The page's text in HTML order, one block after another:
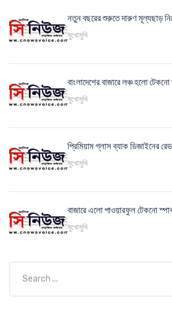
নতুন বছরের শুরুতে দারুণ মূল্যছাড়
মুখোমুখি
বাংলাদেশের বাজারে লঞ্চ হলো
মুখোমুখি
প্রিমিয়াম গ্লাস ব্যাক ডিজাইনের
মুখোমুখি
বাজারে এলো পাওয়ারফুল টেকনো
মুখোমুখি